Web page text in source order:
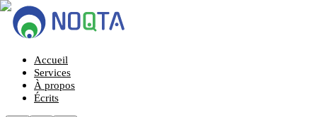
Accueil
Services
À propos
Écrits